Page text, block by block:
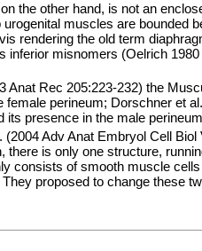
the other hand, is not an
muscles are bounded
rendering the old term
inferior misnomers (Oelrich
Anat Rec 205:223-232) the
female perineum; Dorschner et
its presence in the male
Adv Anat Embryol Cell
there is only one structure,
consists of smooth muscle
proposed to change these